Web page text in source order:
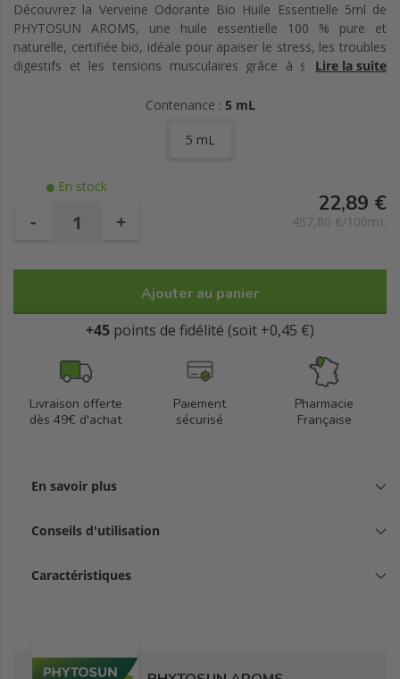
Découvrez la Verveine Odorante Bio Huile Essentielle 5ml de
PHYTOSUN AROMS, une huile essentielle 100 % pure et
naturelle, certifiée bio, idéale pour apaiser le stress, les troubles
digestifs et les tensions musculaires grâce à ses propriétés
Lire la suite
Contenance : 5 mL
5 mL
En stock
- +
22,89 €
457,80 €/100mL
Ajouter au panier
+45 points de fidélité (soit +0,45 €)
Livraison offerte
dès 49€ d'achat
Paiement
sécurisé
Pharmacie
Française
En savoir plus
Conseils d'utilisation
Caractéristiques